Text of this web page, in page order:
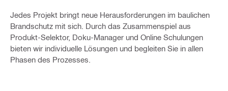
Jedes Projekt bringt neue Herausforderungen im baulichen
Brandschutz mit sich. Durch das Zusammenspiel aus
Produkt-Selektor, Doku-Manager und Online Schulungen
bieten wir individuelle Lösungen und begleiten Sie in allen
Phasen des Prozesses.